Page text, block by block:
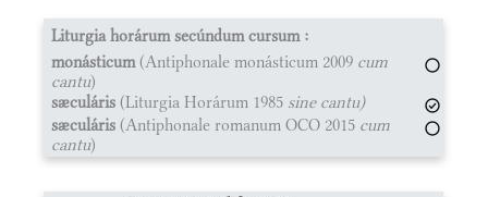
Liturgia horárum secúndum cursum :
monásticum(Antiphonale monásticum 2009 cum
cantu)
sæculáris (Liturgia Horárum 1985 sine cantu)
sæculáris (Antiphonale romanum OCO 2015 cum
cantu)